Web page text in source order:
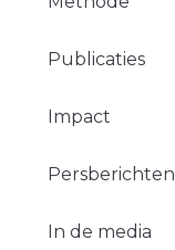
Publicaties
Impact
Persberichten
In de media